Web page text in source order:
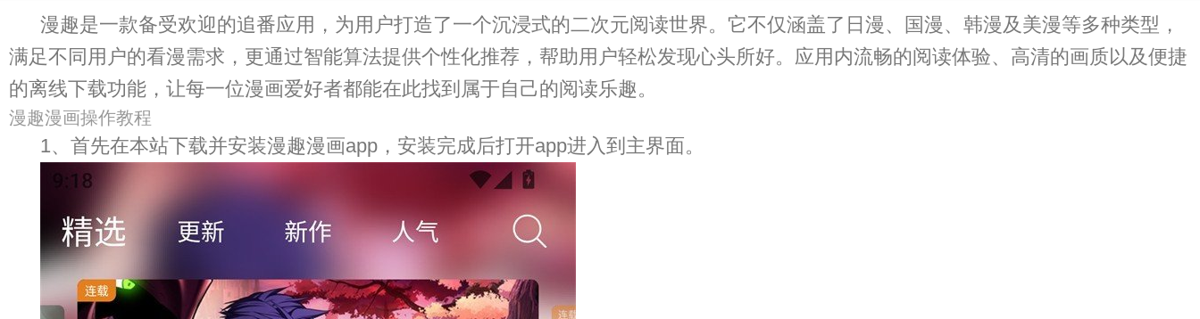
漫趣是一款备受欢迎的追番应用，为用户打造了一个沉浸式的二次元阅读世界。它不仅涵盖了日漫、国漫、韩漫及美漫等多种类型，
满足不同用户的看漫需求，更通过智能算法提供个性化推荐，帮助用户轻松发现心头所好。应用内流畅的阅读体验、高清的画质以及便捷
的离线下载功能，让每一位漫画爱好者都能在此找到属于自己的阅读乐趣。
漫趣漫画操作教程
1、首先在本站下载并安装漫趣漫画app，安装完成后打开app进入到主界面。